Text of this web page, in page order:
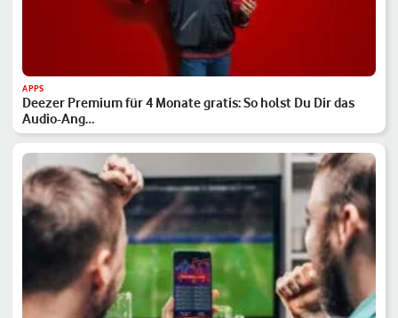
APPS
Deezer Premium für 4 Monate gratis: So holst Du Dir das
Audio-Ang…